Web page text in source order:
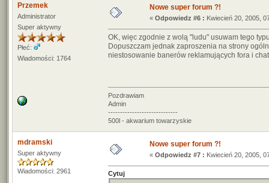
Przemek
Administrator
Super aktywny
Płeć:
Wiadomości: 1764
Nowe super forum ?!
« Odpowiedz #6 : Kwiecień 20, 2005,
OK, więc zgodnie z wolą "ludu" usuwam tego
Dopuszczam jednak zaproszenia na strony
niestosowanie banerów reklamujących fora i
Pozdrawiam
Admin
-----------------------------
500l - akwarium towarzyskie
mdramski
Super aktywny
Wiadomości: 2961
Nowe super forum ?!
« Odpowiedz #7 : Kwiecień 20, 2005,
Cytuj